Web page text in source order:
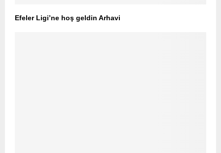
Efeler Ligi’ne hoş geldin Arhavi